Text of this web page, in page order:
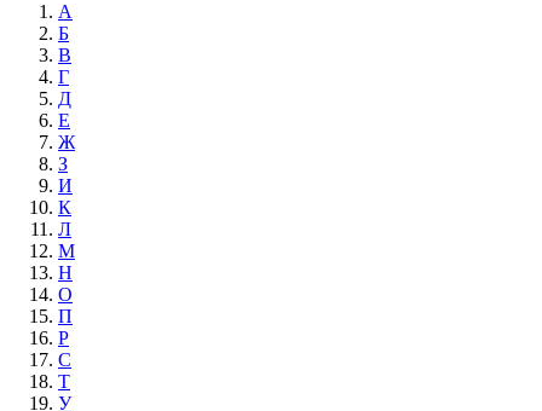
А
Б
В
Г
Д
Е
Ж
З
И
К
Л
М
Н
О
П
Р
С
Т
У